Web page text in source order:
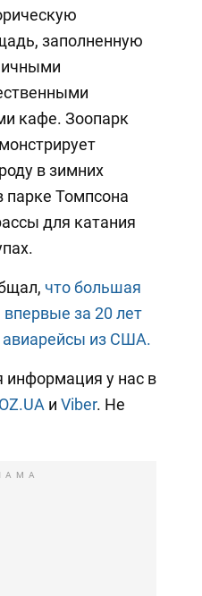
заполненную
кафе. Зоопарк
в зимних
парке Томпсона
для катания
что большая
за 20 лет
авиарейсы из США.
информация у нас в
и Viber. Не